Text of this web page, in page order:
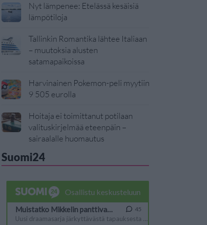
Nyt lämpenee: Etelässä kesäisiä
lämpötiloja
Tallinkin Romantika lähtee Italiaan
– muutoksia alusten
satamapaikoissa
Harvinainen Pokemon-peli myytiin
9 505 eurolla
Hoitaja ei toimittanut potilaan
valituskirjelmää eteenpäin –
sairaalalle huomautus
Suomi24